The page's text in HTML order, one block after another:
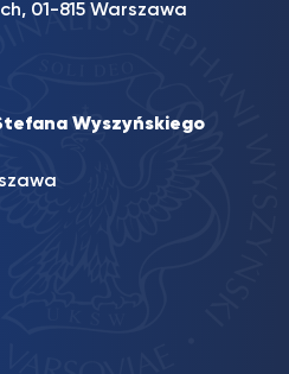
01-815 Warszawa
Wyszyńskiego